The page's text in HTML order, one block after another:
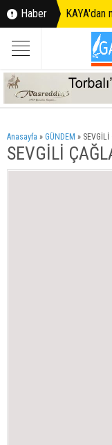
Haber
Anasayfa » GÜNDEM » SEVGİLİ
SEVGİLİ